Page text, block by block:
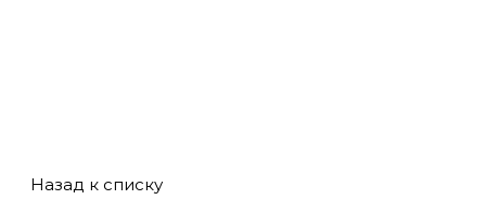
Назад к списку